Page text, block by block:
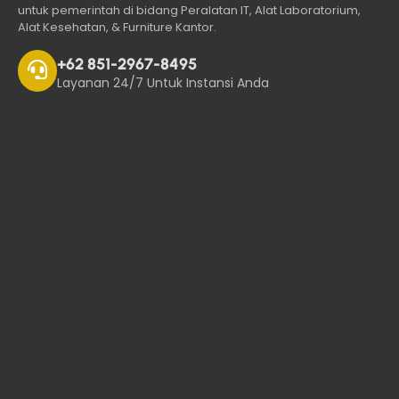
untuk pemerintah di bidang Peralatan IT, Alat Laboratorium,
Alat Kesehatan, & Furniture Kantor.
+62 851-2967-8495
Layanan 24/7 Untuk Instansi Anda